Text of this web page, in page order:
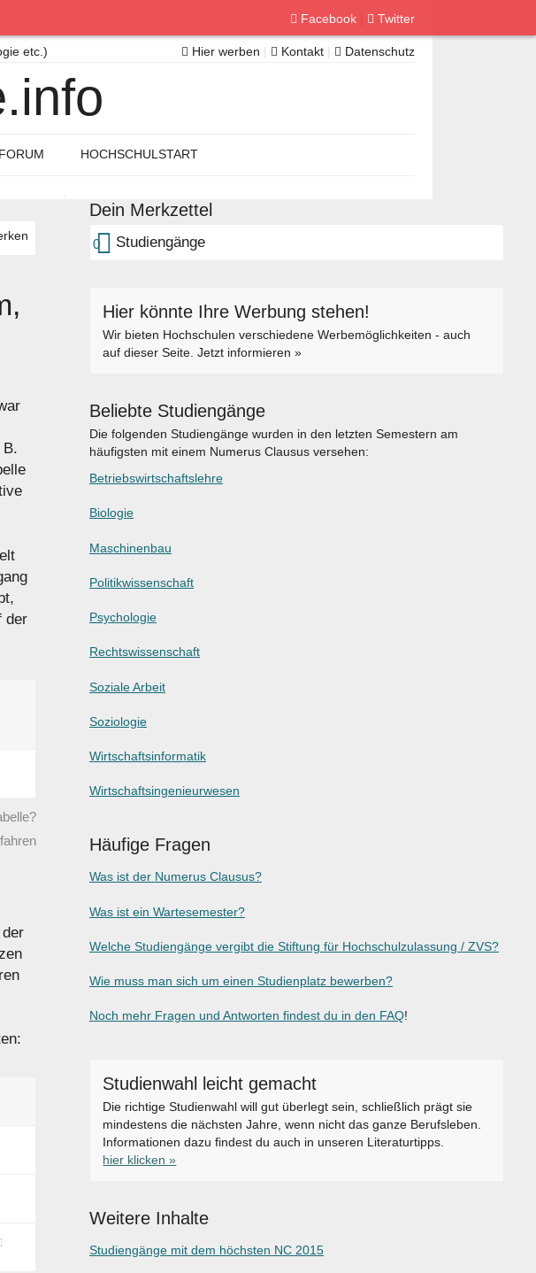
der
Dein Merkzettel
0 Studiengänge
Hier könnte Ihre Werbung stehen!
Wir bieten Hochschulen verschiedene Werbemöglichkeiten - auch
auf dieser Seite. Jetzt informieren »
Beliebte Studiengänge
Die folgenden Studiengänge wurden in den letzten Semestern am
häufigsten mit einem Numerus Clausus versehen:
Betriebswirtschaftslehre
Biologie
Maschinenbau
Politikwissenschaft
Psychologie
Rechtswissenschaft
Soziale Arbeit
Soziologie
Wirtschaftsinformatik
Wirtschaftsingenieurwesen
Häufige Fragen
Was ist der Numerus Clausus?
Was ist ein Wartesemester?
Welche Studiengänge vergibt die Stiftung für Hochschulzulassung / ZVS?
Wie muss man sich um einen Studienplatz bewerben?
Noch mehr Fragen und Antworten findest du in den FAQ!
Studienwahl leicht gemacht
Die richtige Studienwahl will gut überlegt sein, schließlich prägt sie
mindestens die nächsten Jahre, wenn nicht das ganze Berufsleben.
Informationen dazu findest du auch in unseren Literaturtipps.
hier klicken »
Weitere Inhalte
Studiengänge mit dem höchsten NC 2015
Facebook Twitter
etc.) Hier werben | Kontakt | Datenschutz
FORUM HOCHSCHULSTART